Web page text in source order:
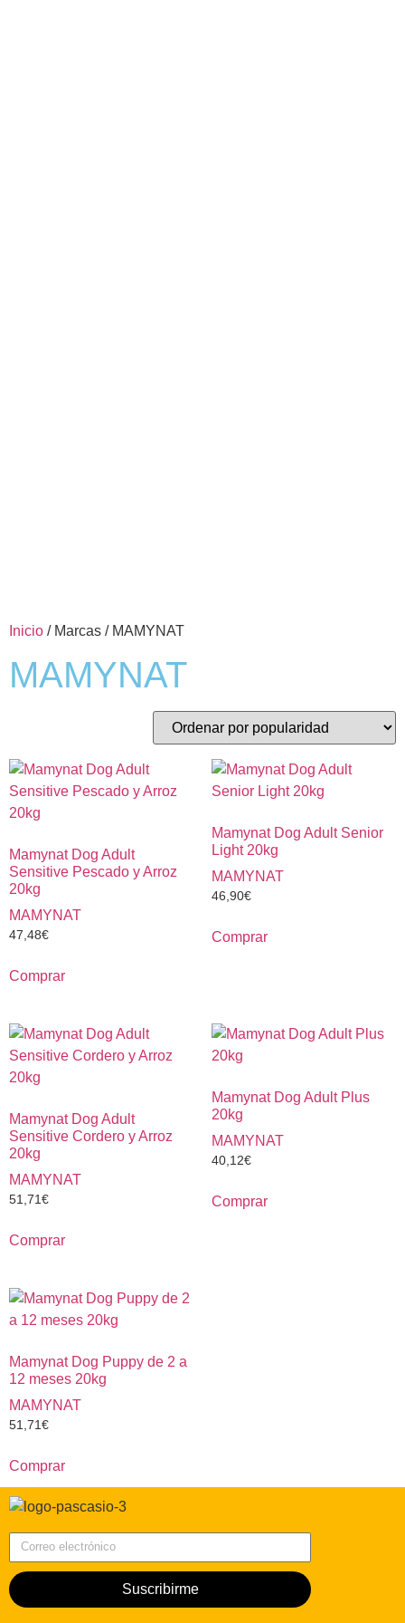
Inicio / Marcas / MAMYNAT
MAMYNAT
Mamynat Dog Adult
Sensitive Pescado y Arroz
20kg
MAMYNAT
47,48€
Comprar
Mamynat Dog Adult Senior
Light 20kg
MAMYNAT
46,90€
Comprar
Mamynat Dog Adult
Sensitive Cordero y Arroz
20kg
MAMYNAT
51,71 €
Comprar
Mamynat Dog Adult Plus
20kg
MAMYNAT
40,12€
Comprar
Mamynat Dog Puppy de 2 a
12 meses 20kg
MAMYNAT
51,71 €
Comprar
Suscribirme